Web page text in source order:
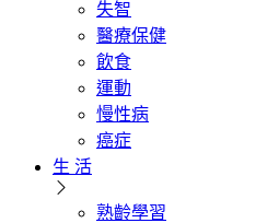
失智
醫療保健
飲食
運動
慢性病
癌症
生 活
熟齡學習